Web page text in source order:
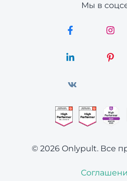
Мы в
© 2026 Onlypult. Все